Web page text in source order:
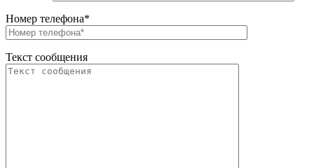
Номер телефона*
Текст сообщения